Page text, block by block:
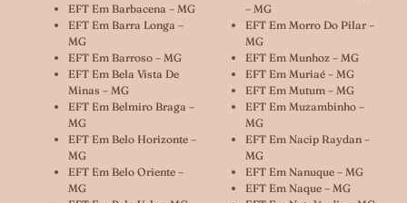
EFT Em Barbacena – MG
EFT Em Barra Longa –
MG
EFT Em Barroso – MG
EFT Em Bela Vista De
Minas – MG
EFT Em Belmiro Braga –
MG
EFT Em Belo Horizonte –
MG
EFT Em Belo Oriente –
MG
– MG
EFT Em Morro Do Pilar –
MG
EFT Em Munhoz – MG
EFT Em Muriaé – MG
EFT Em Mutum – MG
EFT Em Muzambinho –
MG
EFT Em Nacip Raydan –
MG
EFT Em Nanuque – MG
EFT Em Naque – MG